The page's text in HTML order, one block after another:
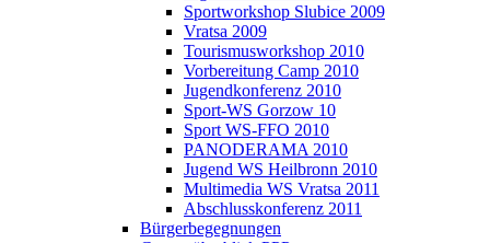
Sportworkshop Slubice 2009
Vratsa 2009
Tourismusworkshop 2010
Vorbereitung Camp 2010
Jugendkonferenz 2010
Sport-WS Gorzow 10
Sport WS-FFO 2010
PANODERAMA 2010
Jugend WS Heilbronn 2010
Multimedia WS Vratsa 2011
Abschlusskonferenz 2011
Bürgerbegegnungen